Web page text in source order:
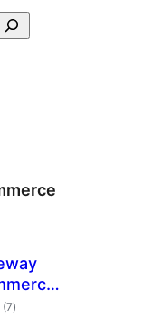
(7個
の)